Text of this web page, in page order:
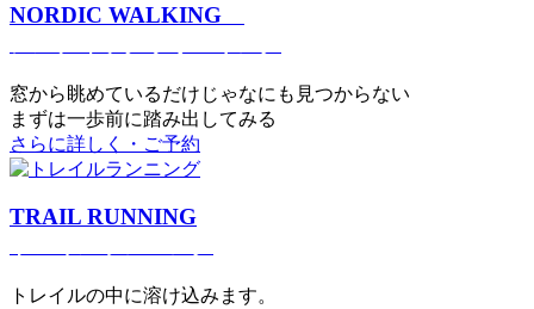
NORDIC WALKING
窓から眺めているだけじゃなにも見つからない
まずは一歩前に踏み出してみる
さらに詳しく・ご予約
TRAIL RUNNING
トレイルの中に溶け込みます。